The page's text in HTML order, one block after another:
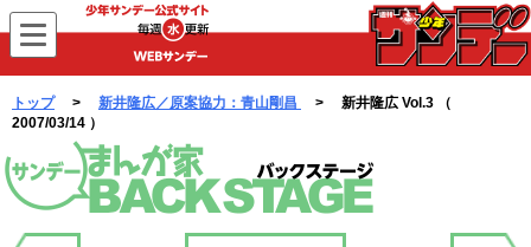
WEBサンデー
トップ> 新井隆広／原案協力：青山剛昌
> 新井隆広 Vol.3 （
2007/03/14 ）
まんが家バックステージ